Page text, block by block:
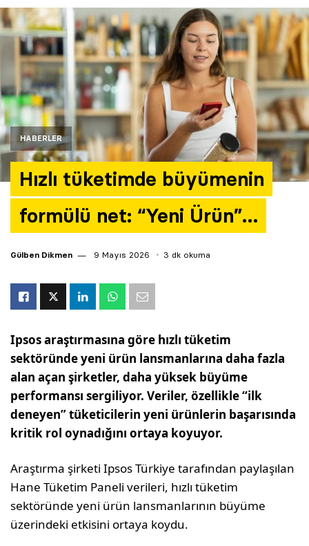
HABERLER
Hızlı tüketimde büyümenin
formülü net: “Yeni Ürün”…
Gülben Dikmen 9 Mayıs 2026 3 dk okuma
Ipsos araştırmasına göre hızlı tüketim
sektöründe yeni ürün lansmanlarına daha fazla
alan açan şirketler, daha yüksek büyüme
performansı sergiliyor. Veriler, özellikle “ilk
deneyen” tüketicilerin yeni ürünlerin başarısında
kritik rol oynadığını ortaya koyuyor.
Araştırma şirketi Ipsos Türkiye tarafından paylaşılan
Hane Tüketim Paneli verileri, hızlı tüketim
sektöründe yeni ürün lansmanlarının büyüme
üzerindeki etkisini ortaya koydu.
Araştırma